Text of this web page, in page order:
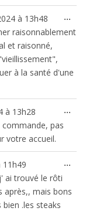
à 13h48
raisonnablement
et raisonné,
à la santé d'une
...
cette
boîte
à 13h28
pas
votre accueil.
...
11h49
ai trouvé le rôti
après,, mais bons
.les steaks
...
méta.